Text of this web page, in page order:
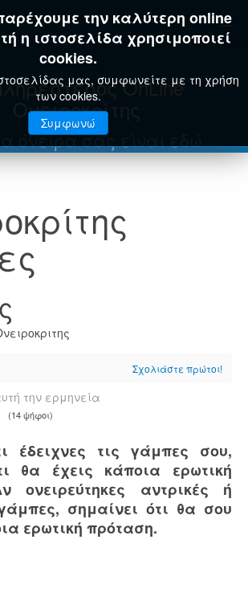
την καλύτερη online
η ιστοσελίδα χρησιμοποιεί
cookies.
μας, συμφωνείτε με τη χρήση
των cookies.
Συμφωνώ
OnLine
Ονειροκρίτης
όνειρά σας είναι εδώ
Σχολιάστε πρώτοι!
την ερμηνεία
(14 ψήφοι)
έδειχνες τις γάμπες σου,
θα έχεις κάποια ερωτική
ονειρεύτηκες αντρικές ή
σημαίνει ότι θα σου
ερωτική πρόταση.